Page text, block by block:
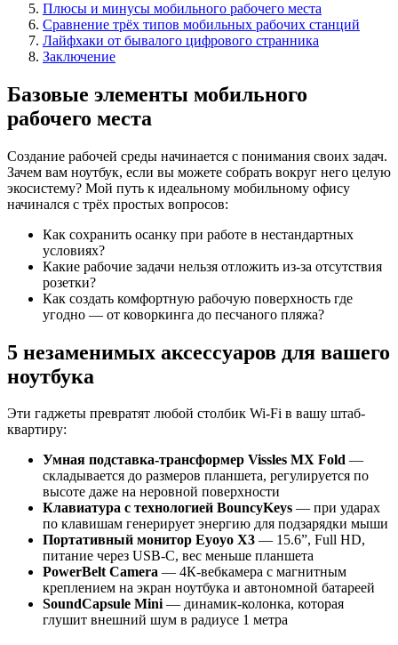
Плюсы и минусы мобильного рабочего места
Сравнение трёх типов мобильных рабочих станций
Лайфхаки от бывалого цифрового странника
Заключение
Базовые элементы мобильного
рабочего места
Создание рабочей среды начинается с понимания своих задач.
Зачем вам ноутбук, если вы можете собрать вокруг него целую
экосистему? Мой путь к идеальному мобильному офису
начинался с трёх простых вопросов:
Как сохранить осанку при работе в нестандартных
условиях?
Какие рабочие задачи нельзя отложить из-за отсутствия
розетки?
Как создать комфортную рабочую поверхность где
угодно — от коворкинга до песчаного пляжа?
5 незаменимых аксессуаров для вашего
ноутбука
Эти гаджеты превратят любой столбик Wi-Fi в вашу штаб-
квартиру:
Умная подставка-трансформер Vissles MX Fold —
складывается до размеров планшета, регулируется по
высоте даже на неровной поверхности
Клавиатура с технологией BouncyKeys — при ударах
по клавишам генерирует энергию для подзарядки мыши
Портативный монитор Eyoyo X3 — 15.6”, Full HD,
питание через USB-C, вес меньше планшета
PowerBelt Camera — 4К-вебкамера с магнитным
креплением на экран ноутбука и автономной батареей
SoundCapsule Mini— динамик-колонка, которая
глушит внешний шум в радиусе 1 метра